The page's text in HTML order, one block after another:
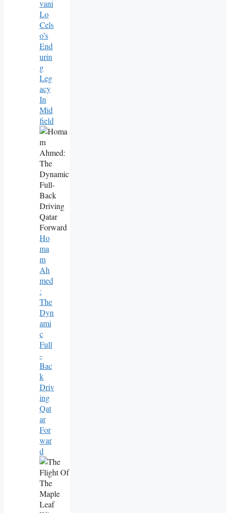
Vani
Lo
Cels
O’s
End
Urin
G
Leg
Acy
In
Mid
Field
Ho
Ma
M
Ah
Med
:
The
Dyn
Ami
C
Full
-
Bac
K
Driv
Ing
Qat
Ar
For
War
D